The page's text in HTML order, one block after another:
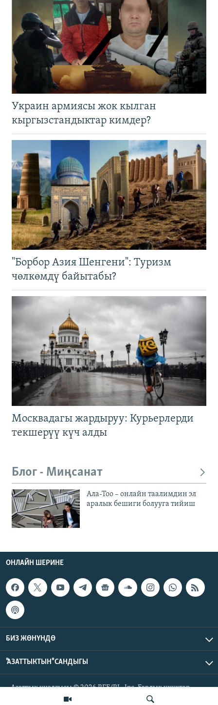
Украин армиясы жок кылган
кыргызстандыктар кимдер?
"Борбор Азия Шенгени": Туризм
чөлкөмдү байытабы?
Москвадагы жардыруу: Курьерлерди
текшерүү күч алды
Блог - Миңсанат
Ала-Тоо – онлайн таалимдин эл
аралык бешиги болууга тийиш
ОНЛАЙН ШЕРИНЕ
БИЗ ЖӨНҮНДӨ
"АЗАТТЫКТЫН" САНДЫГЫ
Азаттык үналгысы © 2026 RFE/RL, Inc. Бардык укуктар